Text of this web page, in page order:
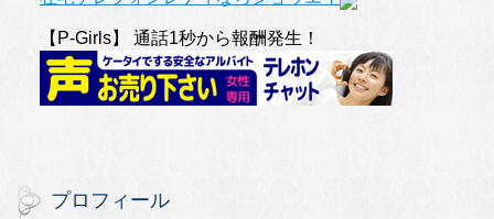
【P-Girls】 通話1秒から報酬発生！
プロフィール